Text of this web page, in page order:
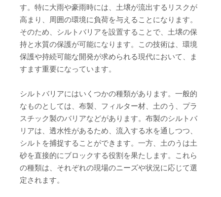
す。特に大雨や豪雨時には、土壌が流出するリスクが
高まり、周囲の環境に負荷を与えることになります。
そのため、シルトバリアを設置することで、土壌の保
持と水質の保護が可能になります。この技術は、環境
保護や持続可能な開発が求められる現代において、ま
すます重要になっています。
シルトバリアにはいくつかの種類があります。一般的
なものとしては、布製、フィルター材、土のう、プラ
スチック製のバリアなどがあります。布製のシルトバ
リアは、透水性があるため、流入する水を通しつつ、
シルトを捕捉することができます。一方、土のうは土
砂を直接的にブロックする役割を果たします。これら
の種類は、それぞれの現場のニーズや状況に応じて選
定されます。